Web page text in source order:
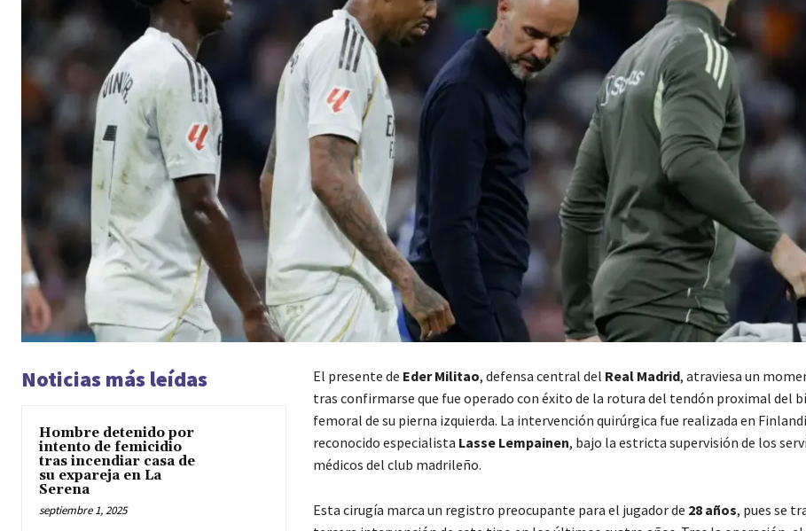
Noticias más leídas
Hombre detenido por
intento de femicidio
tras incendiar casa de
su expareja en La
Serena
septiembre 1, 2025
El presente de Eder Militao, defensa central del Real Madrid, atraviesa un
tras confirmarse que fue operado con éxito de la rotura del tendón proximal del
femoral de su pierna izquierda. La intervención quirúrgica fue realizada en
reconocido especialista Lasse Lempainen, bajo la estricta supervisión de los
médicos del club madrileño.
Esta cirugía marca un registro preocupante para el jugador de 28 años, pues se